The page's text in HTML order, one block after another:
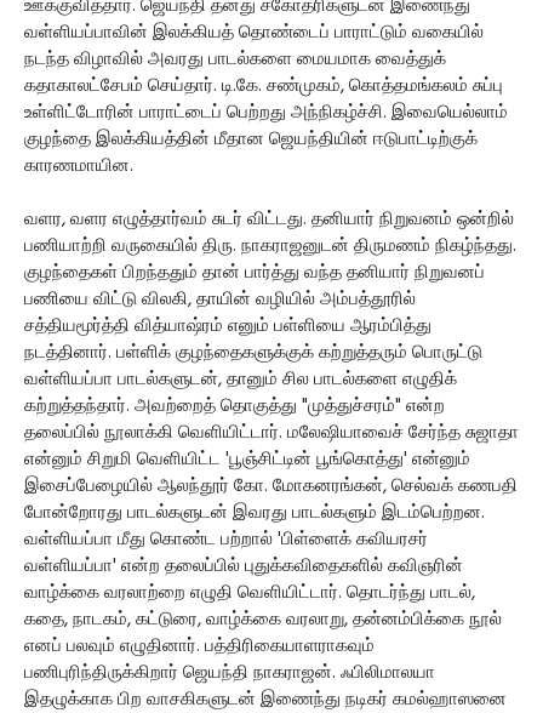
வள்ளியப்பாவின் இலக்கியத் தொண்டைப் பாராட்டும் வகையில்
நடந்த விழாவில் அவரது பாடல்களை மையமாக வைத்துக்
கதாகாலட்சேபம் செய்தார். டி.கே. சண்முகம், கொத்தமங்கலம் சுப்பு
உள்ளிட்டோரின் பாராட்டைப் பெற்றது அந்நிகழ்ச்சி. இவையெல்லாம்
குழந்தை இலக்கியத்தின் மீதான ஜெயந்தியின் ஈடுபாட்டிற்குக்
காரணமாயின.
வளர, வளர எழுத்தார்வம் சுடர் விட்டது. தனியார் நிறுவனம் ஒன்றில்
பணியாற்றி வருகையில் திரு. நாகராஜனுடன் திருமணம் நிகழ்ந்தது.
குழந்தைகள் பிறந்ததும் தான் பார்த்து வந்த தனியார் நிறுவனப்
பணியை விட்டு விலகி, தாயின் வழியில் அம்பத்தூரில்
சத்தியமூர்த்தி வித்யாஷ்ரம் எனும் பள்ளியை ஆரம்பித்து
நடத்தினார். பள்ளிக் குழந்தைகளுக்குக் கற்றுத்தரும் பொருட்டு
வள்ளியப்பா பாடல்களுடன், தானும் சில பாடல்களை எழுதிக்
கற்றுத்தந்தார். அவற்றைத் தொகுத்து "முத்துச்சரம்" என்ற
தலைப்பில் நூலாக்கி வெளியிட்டார். மலேஷியாவைச் சேர்ந்த சுஜாதா
என்னும் சிறுமி வெளியிட்ட 'பூஞ்சிட்டின் பூங்கொத்து' என்னும்
இசைப்பேழையில் ஆலந்தூர் கோ. மோகனரங்கன், செல்வக் கணபதி
போன்றோரது பாடல்களுடன் இவரது பாடல்களும் இடம்பெற்றன.
வள்ளியப்பா மீது கொண்ட பற்றால் 'பிள்ளைக் கவியரசர்
வள்ளியப்பா' என்ற தலைப்பில் புதுக்கவிதைகளில் கவிஞரின்
வாழ்க்கை வரலாற்றை எழுதி வெளியிட்டார். தொடர்ந்து பாடல்,
கதை, நாடகம், கட்டுரை, வாழ்க்கை வரலாறு, தன்னம்பிக்கை நூல்
எனப் பலவும் எழுதினார். பத்திரிகையாளராகவும்
பணிபுரிந்திருக்கிறார் ஜெயந்தி நாகராஜன். ஃபிலிமாலயா
இதழுக்காக பிற வாசகிகளுடன் இணைந்து நடிகர் கமல்ஹாஸனை